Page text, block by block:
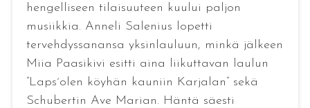
hengelliseen tilaisuuteen kuului paljon
musiikkia. Anneli Salenius lopetti
tervehdyssanansa yksinlauluun, minkä jälkeen
Miia Paasikivi esitti aina liikuttavan laulun
”Laps´olen köyhän kauniin Karjalan” sekä
Schubertin Ave Marian. Häntä säesti